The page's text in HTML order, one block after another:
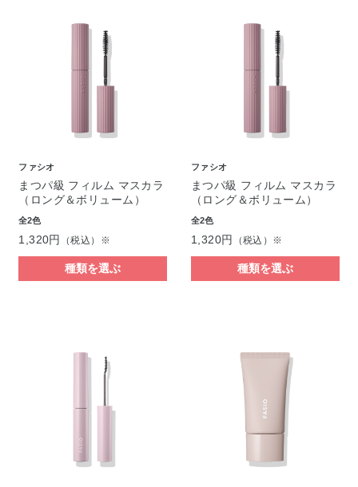
ファシオ
まつパ級 フィルム マスカラ
（ロング＆ボリューム）
全2色
1,320円 （税込）※
種類を選ぶ
ファシオ
まつパ級 フィルム マスカラ
（ロング＆ボリューム）
全2色
1,320円 （税込）※
種類を選ぶ